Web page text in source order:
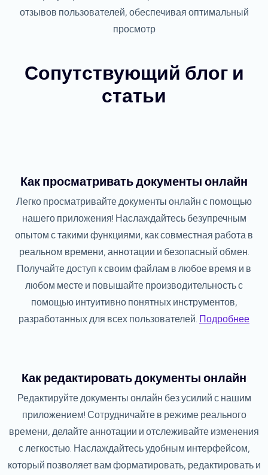
отзывов пользователей, обеспечивая оптимальный
просмотр
Сопутствующий блог и
статьи
Как просматривать документы онлайн
Легко просматривайте документы онлайн с помощью
нашего приложения! Наслаждайтесь безупречным
опытом с такими функциями, как совместная работа в
реальном времени, аннотации и безопасный обмен.
Получайте доступ к своим файлам в любое время и в
любом месте и повышайте производительность с
помощью интуитивно понятных инструментов,
разработанных для всех пользователей. Подробнее
Как редактировать документы онлайн
Редактируйте документы онлайн без усилий с нашим
приложением! Сотрудничайте в режиме реального
времени, делайте аннотации и отслеживайте изменения
с легкостью. Наслаждайтесь удобным интерфейсом,
который позволяет вам форматировать, редактировать и